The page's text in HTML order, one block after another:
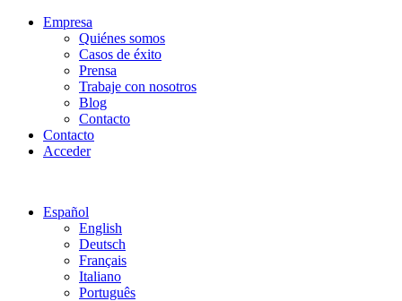
Empresa
Quiénes somos
Casos de éxito
Prensa
Trabaje con nosotros
Blog
Contacto
Contacto
Acceder
Español
English
Deutsch
Français
Italiano
Português